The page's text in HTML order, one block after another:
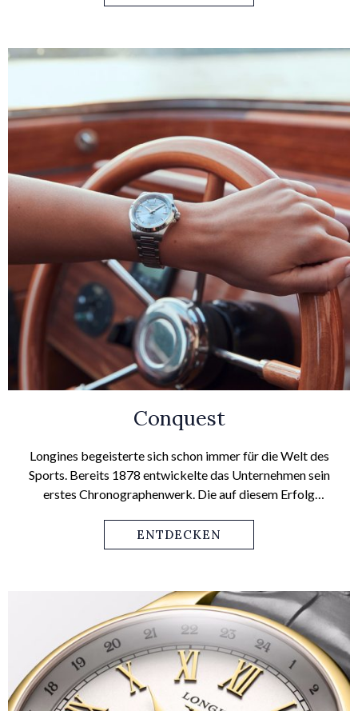
Conquest
Longines begeisterte sich schon immer für die Welt des
Sports. Bereits 1878 entwickelte das Unternehmen sein
erstes Chronographenwerk. Die auf diesem Erfolg
sowohl Ergebnis des technischen Fachwissens als auch
Ausdruck der sportlichen Eleganz der Marke.
ENTDECKEN